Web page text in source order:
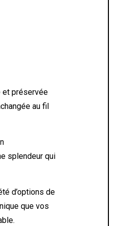
et préservée
au fil
splendeur qui
d’options de
que vos